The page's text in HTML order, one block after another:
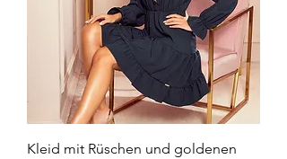
Kleid mit Rüschen und goldenen